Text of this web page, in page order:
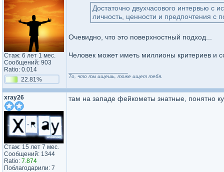
Стаж: 6 лет 1 мес.
Сообщений: 903
Ratio: 0.014
22.81%
Достаточно двухчасового интервью с
личность, ценности и предпочтения с
Очевидно, что это поверхностный подход...
Человек может иметь миллионы критериев и
То, что ты ищешь, тоже ищет тебя.
xray26
Стаж: 15 лет 7 мес.
Сообщений: 1344
Ratio: 7.874
Поблагодарили: 7
там на западе фейкометы знатные, понятно